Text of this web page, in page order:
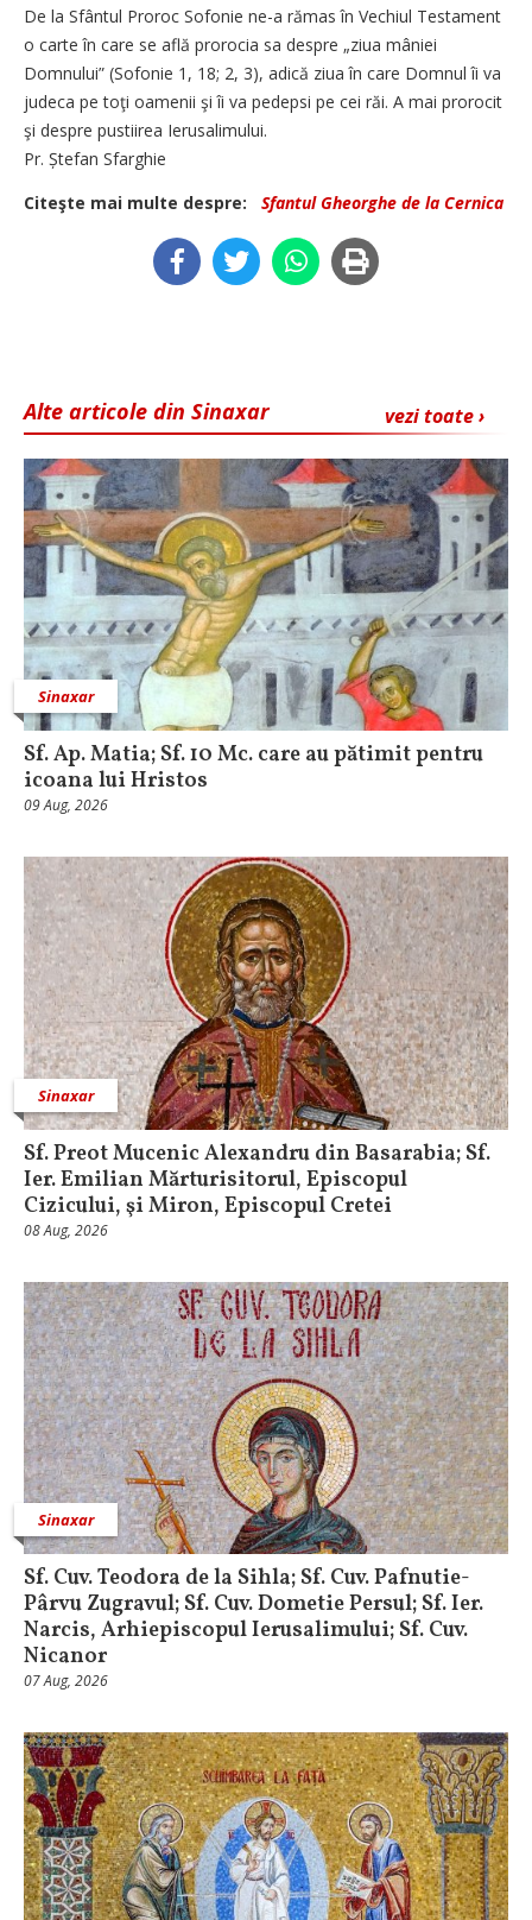
De la Sfântul Proroc Sofonie ne-a rămas în Vechiul Testament
o carte în care se află prorocia sa despre „ziua mâniei
Domnului” (Sofonie 1, 18; 2, 3), adică ziua în care Domnul îi va
judeca pe toţi oamenii şi îi va pedepsi pe cei răi. A mai prorocit
şi despre pustiirea Ierusalimului.
Pr. Ștefan Sfarghie
Citeşte mai multe despre:
Sfantul Gheorghe de la Cernica
vezi toate ›
Alte articole din Sinaxar
Sinaxar
Sf. Ap. Matia; Sf. 10 Mc. care au pătimit pentru
icoana lui Hristos
09 Aug, 2026
Sinaxar
Sf. Preot Mucenic Alexandru din Basarabia; Sf.
Ier. Emilian Mărturisitorul, Episcopul
Cizicului, şi Miron, Episcopul Cretei
08 Aug, 2026
Sinaxar
Sf. Cuv. Teodora de la Sihla; Sf. Cuv. Pafnutie-
Pârvu Zugravul; Sf. Cuv. Dometie Persul; Sf. Ier.
Narcis, Arhiepiscopul Ierusalimului; Sf. Cuv.
Nicanor
07 Aug, 2026